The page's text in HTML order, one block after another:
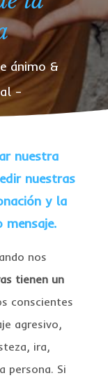
ánimo &
–
nuestra
nuestras
y la
nos
tienen un
conscientes
agresivo,
ira,
persona. Si